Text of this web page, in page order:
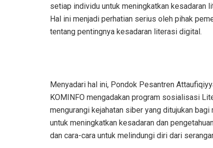
setiap individu untuk meningkatkan kesadaran
Hal ini menjadi perhatian serius oleh pihak
tentang pentingnya kesadaran literasi digital.
Menyadari hal ini, Pondok Pesantren
KOMINFO mengadakan program sosialisasi
mengurangi kejahatan siber yang ditujukan
untuk meningkatkan kesadaran dan
dan cara-cara untuk melindungi diri dari